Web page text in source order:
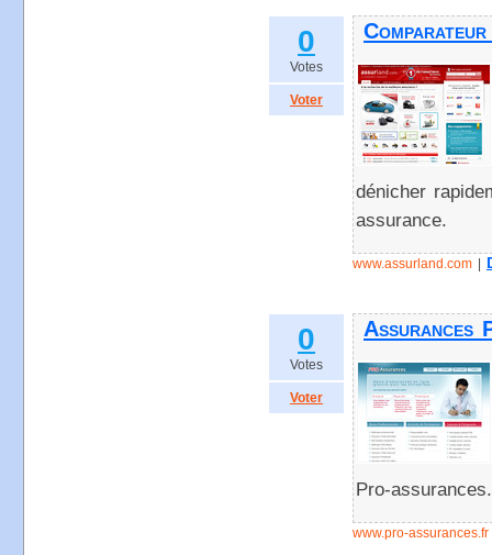
0
Votes
Voter
dénicher
assurance.
www.assurland.com
0
Votes
Voter
Assurances
Pro-
www.pro-assurances.fr